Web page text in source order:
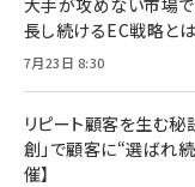
長し続けるEC戦略と
7月23日 8:30
リピート顧客を生む秘
創」で顧客に“選ばれ
催】